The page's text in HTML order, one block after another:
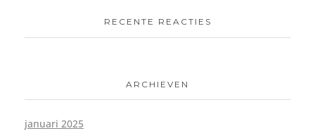
RECENTE REACTIES
ARCHIEVEN
januari 2025